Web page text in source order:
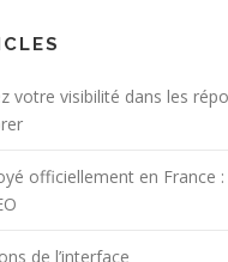
votre visibilité dans les
officiellement en France :
de l’interface